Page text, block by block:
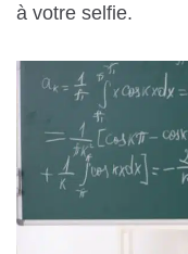
à votre selfie.